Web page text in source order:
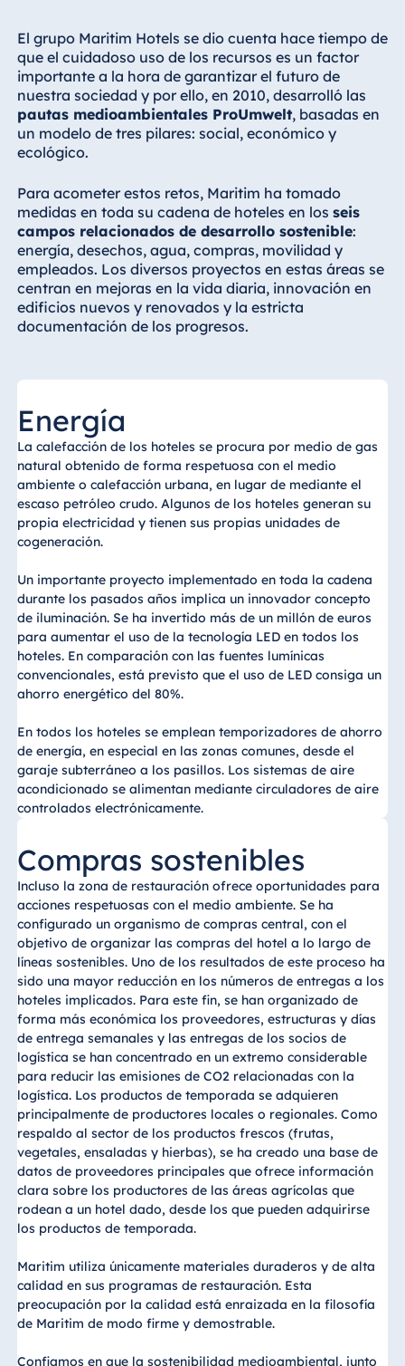
El grupo Maritim Hotels se dio cuenta hace tiempo de
que el cuidadoso uso de los recursos es un factor
importante a la hora de garantizar el futuro de
nuestra sociedad y por ello, en 2010, desarrolló las
pautas medioambientales ProUmwelt, basadas en
un modelo de tres pilares: social, económico y
ecológico.
Para acometer estos retos, Maritim ha tomado
medidas en toda su cadena de hoteles en los seis
campos relacionados de desarrollo sostenible:
energía, desechos, agua, compras, movilidad y
empleados. Los diversos proyectos en estas áreas se
centran en mejoras en la vida diaria, innovación en
edificios nuevos y renovados y la estricta
documentación de los progresos.
Energía
La calefacción de los hoteles se procura por medio de gas
natural obtenido de forma respetuosa con el medio
ambiente o calefacción urbana, en lugar de mediante el
escaso petróleo crudo. Algunos de los hoteles generan su
propia electricidad y tienen sus propias unidades de
cogeneración.
Un importante proyecto implementado en toda la cadena
durante los pasados años implica un innovador concepto
de iluminación. Se ha invertido más de un millón de euros
para aumentar el uso de la tecnología LED en todos los
hoteles. En comparación con las fuentes lumínicas
convencionales, está previsto que el uso de LED consiga un
ahorro energético del 80%.
En todos los hoteles se emplean temporizadores de ahorro
de energía, en especial en las zonas comunes, desde el
garaje subterráneo a los pasillos. Los sistemas de aire
acondicionado se alimentan mediante circuladores de aire
controlados electrónicamente.
Compras sostenibles
Incluso la zona de restauración ofrece oportunidades para
acciones respetuosas con el medio ambiente. Se ha
configurado un organismo de compras central, con el
objetivo de organizar las compras del hotel a lo largo de
líneas sostenibles. Uno de los resultados de este proceso ha
sido una mayor reducción en los números de entregas a los
hoteles implicados. Para este fin, se han organizado de
forma más económica los proveedores, estructuras y días
de entrega semanales y las entregas de los socios de
logística se han concentrado en un extremo considerable
para reducir las emisiones de CO2 relacionadas con la
logística. Los productos de temporada se adquieren
principalmente de productores locales o regionales. Como
respaldo al sector de los productos frescos (frutas,
vegetales, ensaladas y hierbas), se ha creado una base de
datos de proveedores principales que ofrece información
clara sobre los productores de las áreas agrícolas que
rodean a un hotel dado, desde los que pueden adquirirse
los productos de temporada.
Maritim utiliza únicamente materiales duraderos y de alta
calidad en sus programas de restauración. Esta
preocupación por la calidad está enraizada en la filosofía
de Maritim de modo firme y demostrable.
Confiamos en que la sostenibilidad medioambiental, junto